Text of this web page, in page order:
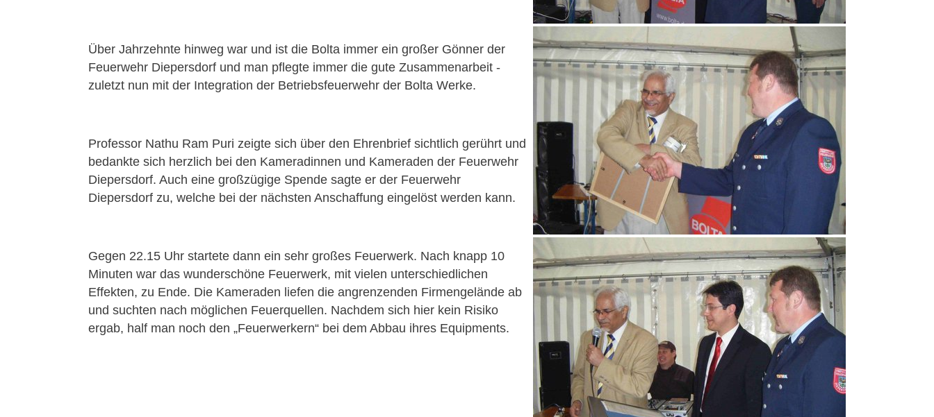
Über Jahrzehnte hinweg war und ist die Bolta immer ein großer Gönner der
Feuerwehr Diepersdorf und man pflegte immer die gute Zusammenarbeit -
zuletzt nun mit der Integration der Betriebsfeuerwehr der Bolta Werke.
Professor Nathu Ram Puri zeigte sich über den Ehrenbrief sichtlich gerührt und
bedankte sich herzlich bei den Kameradinnen und Kameraden der Feuerwehr
Diepersdorf. Auch eine großzügige Spende sagte er der Feuerwehr
Diepersdorf zu, welche bei der nächsten Anschaffung eingelöst werden kann.
Gegen 22.15 Uhr startete dann ein sehr großes Feuerwerk. Nach knapp 10
Minuten war das wunderschöne Feuerwerk, mit vielen unterschiedlichen
Effekten, zu Ende. Die Kameraden liefen die angrenzenden Firmengelände ab
und suchten nach möglichen Feuerquellen. Nachdem sich hier kein Risiko
ergab, half man noch den „Feuerwerkern“ bei dem Abbau ihres Equipments.